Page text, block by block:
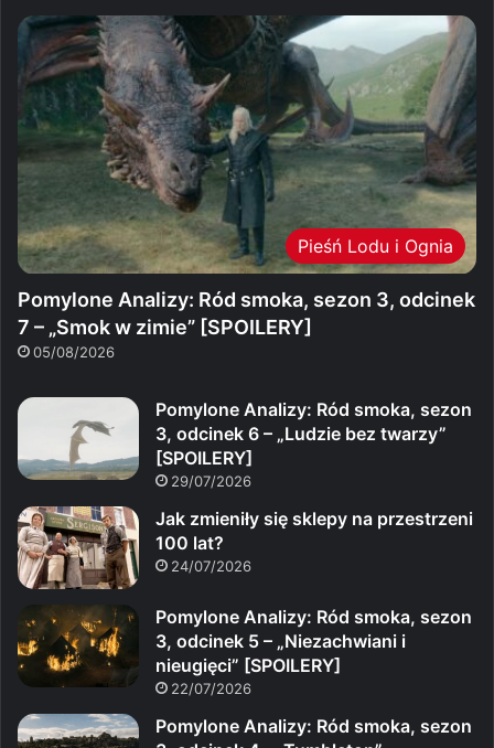
Pieśń Lodu i Ognia
Pomylone Analizy: Ród smoka, sezon 3, odcinek
7 – „Smok w zimie” [SPOILERY]
05/08/2026
Pomylone Analizy: Ród smoka, sezon
3, odcinek 6 – „Ludzie bez twarzy”
[SPOILERY]
29/07/2026
Jak zmieniły się sklepy na przestrzeni
100 lat?
24/07/2026
Pomylone Analizy: Ród smoka, sezon
3, odcinek 5 – „Niezachwiani i
nieugięci” [SPOILERY]
22/07/2026
Pomylone Analizy: Ród smoka, sezon